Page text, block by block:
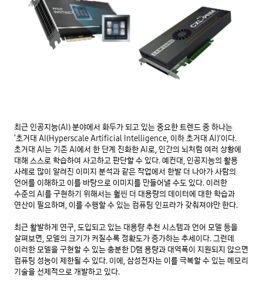
최근 인공지능(AI) 분야에서 화두가 되고 있는 중요한 트렌드 중 하나는
‘초거대 AI(Hyperscale Artificial Intelligence, 이하 초거대 AI)’이다.
초거대 AI는 기존 AI에서 한 단계 진화한 AI로, 인간의 뇌처럼 여러 상황에
대해 스스로 학습하여 사고하고 판단할 수 있다. 예컨대, 인공지능의 활용
사례로 많이 알려진 이미지 분석과 같은 작업에서 한발 더 나아가 사람의
언어를 이해하고 이를 바탕으로 이미지를 만들어낼 수도 있다. 이러한
수준의 AI를 구현하기 위해서는 훨씬 더 대용량의 데이터에 대한 학습과
연산이 필요하며, 이를 수행할 수 있는 컴퓨팅 인프라가 갖춰져야만 한다.
최근 활발하게 연구, 도입되고 있는 대용량 추천 시스템과 언어 모델 등을
살펴보면, 모델의 크기가 커질수록 정확도가 증가하는 추세이다. 그런데
이러한 모델을 구현할 수 있는 충분한 D램 용량과 대역폭이 지원되지 않으면
컴퓨팅 성능이 제한될 수 있다. 이에, 삼성전자는 이를 극복할 수 있는 메모리
기술을 선제적으로 개발하고 있다.